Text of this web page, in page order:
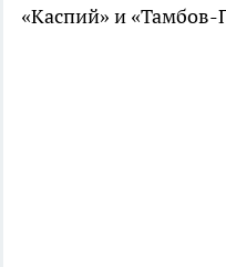
«Каспий» и «Тамбов-